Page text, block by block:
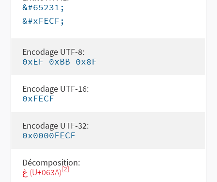
&#65231;
&#xFECF;
Encodage UTF-8:
0xEF 0xBB 0x8F
Encodage UTF-16:
0xFECF
Encodage UTF-32:
0x0000FECF
Décomposition:
غ (U+063A)[2]